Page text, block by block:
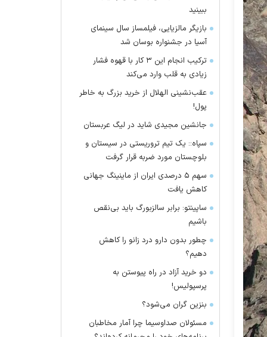
ببینید
بازیگر مالزیایی، فیلمساز سال سینمای
آسیا در جشنواره بوسان شد
ترکیب انجام این ۳ کار با قهوه فشار
زیادی به قلب وارد می‌کند
عقب‌نشینی الهلال از خرید بزرگ به خاطر
پول!
جانشین مجیدی شاید در لیگ عربستان
سپاه:: یک تیم تروریستی در سیستان و
بلوچستان مورد ضربه قرار گرفت
سهم ۵ درصدی ایران از ماینینگ جهانی
کاهش یافت
ساپینتو: برابر سالزبورگ باید بی‌نقص
باشیم
چطور بدون دارو درد زانو را کاهش
دهیم؟
دو خرید آزاد در راه پیوستن به
پرسپولیس!
بنزین گران می‌شود؟
مسئولان صداوسیما چرا آمار مخاطبان